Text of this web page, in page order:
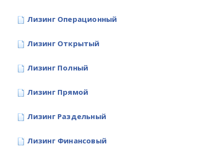
Лизинг Операционный
Лизинг Открытый
Лизинг Полный
Лизинг Прямой
Лизинг Раздельный
Лизинг Финансовый